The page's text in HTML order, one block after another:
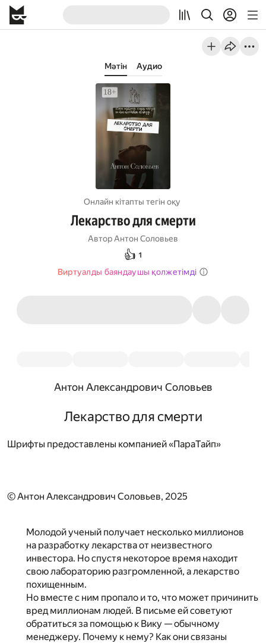
Мәтін Аудио
Онлайн кітапты тегін оқу
Лекарство для смерти
АвторАнтон Соловьев
👍 1
Виртуалды баяндаушы қолжетімді
Антон Александрович Соловьев
Лекарство для смерти
Шрифты предоставлены компанией «ПараТайп»
© Антон Александрович Соловьев, 2025
Молодой ученый получает несколько миллионов
на разработку лекарства от неизвестного
инвестора. Но спустя некоторое время находит
свою лабораторию разгромленной, а лекарство
похищенным.
Но вместе с ним пропало и то, что может причинить
вред миллионам людей. В письме ей советуют
обратиться за помощью к Вику — обычному
менеджеру. Почему к нему? Как они связаны